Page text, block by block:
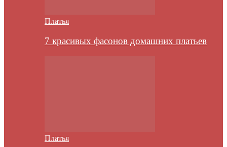
Платья
7 красивых фасонов домашних платьев
Платья